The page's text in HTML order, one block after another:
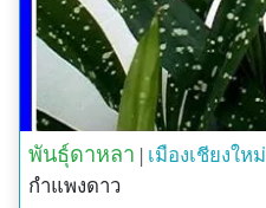
พันธุ์ดาหลา | เมืองเชียงใหม่
กำแพงดาว